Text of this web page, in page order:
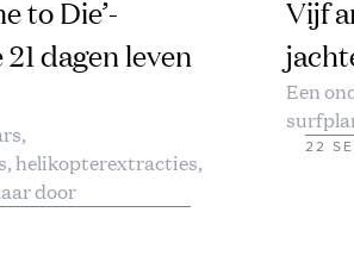
to Die’-
dagen leven
helikopterextracties,
door
Vijf
Een
22